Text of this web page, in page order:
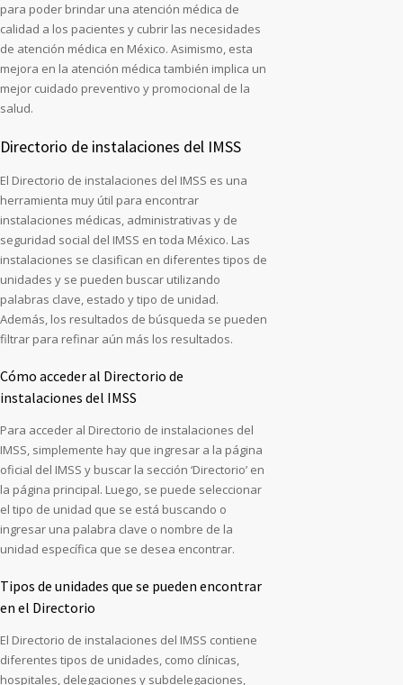
para poder brindar una atención médica de
calidad a los pacientes y cubrir las necesidades
de atención médica en México. Asimismo, esta
mejora en la atención médica también implica un
mejor cuidado preventivo y promocional de la
salud.
Directorio de instalaciones del IMSS
El Directorio de instalaciones del IMSS es una
herramienta muy útil para encontrar
instalaciones médicas, administrativas y de
seguridad social del IMSS en toda México. Las
instalaciones se clasifican en diferentes tipos de
unidades y se pueden buscar utilizando
palabras clave, estado y tipo de unidad.
Además, los resultados de búsqueda se pueden
filtrar para refinar aún más los resultados.
Cómo acceder al Directorio de
instalaciones del IMSS
Para acceder al Directorio de instalaciones del
IMSS, simplemente hay que ingresar a la página
oficial del IMSS y buscar la sección ‘Directorio’ en
la página principal. Luego, se puede seleccionar
el tipo de unidad que se está buscando o
ingresar una palabra clave o nombre de la
unidad específica que se desea encontrar.
Tipos de unidades que se pueden encontrar
en el Directorio
El Directorio de instalaciones del IMSS contiene
diferentes tipos de unidades, como clínicas,
hospitales, delegaciones y subdelegaciones,